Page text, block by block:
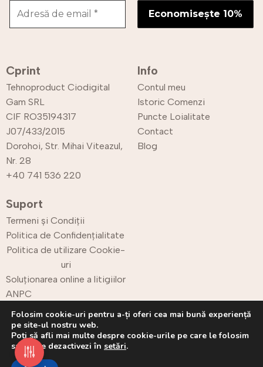
Cprint
Tehnoproduct Ciodigital
Gam SRL
CIF RO35194317
J07/433/2015
Dorohoi, Str. Mihai Viteazul,
Nr. 28
+40 741 536 220
Info
Contul meu
Istoric Comenzi
Puncte Loialitate
Contact
Blog
Suport
Termeni și Condiții
Politica de Confidențialitate
Politica de utilizare Cookie-
uri
Soluționarea online a litigiilor
ANPC
Retur
Folosim cookie-uri pentru a-ți oferi cea mai bună experiență
pe site-ul nostru web.
Poți să afli mai multe despre cookie-urile pe care le folosim
sau să le dezactivezi în setări.